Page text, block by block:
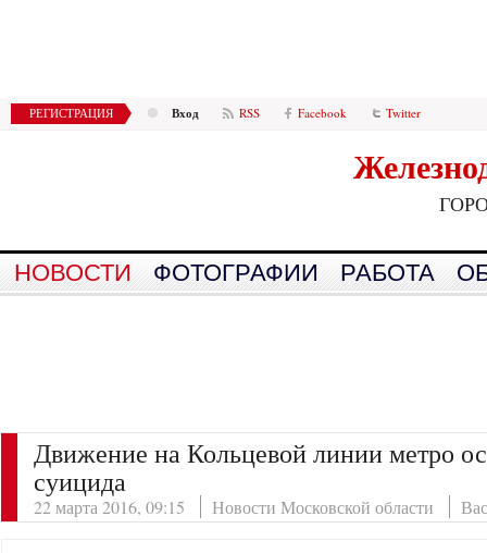
РЕГИСТРАЦИЯ Вход RSS Facebook Twitter
НОВОСТИ ФОТОГРАФИИ РАБОТА
Движение на Кольцевой линии метро
суицида
22 марта 2016, 09:15 Новости Московской области